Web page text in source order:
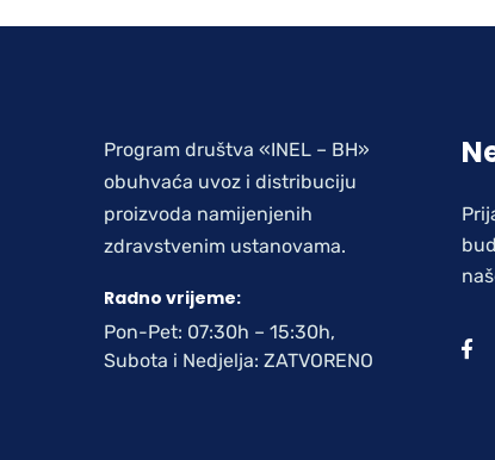
Program društva «INEL – BH»
obuhvaća uvoz i distribuciju
proizvoda namijenjenih
zdravstvenim ustanovama.
Radno vrijeme:
Pon-Pet: 07:30h – 15:30h,
Subota i Nedjelja: ZATVORENO